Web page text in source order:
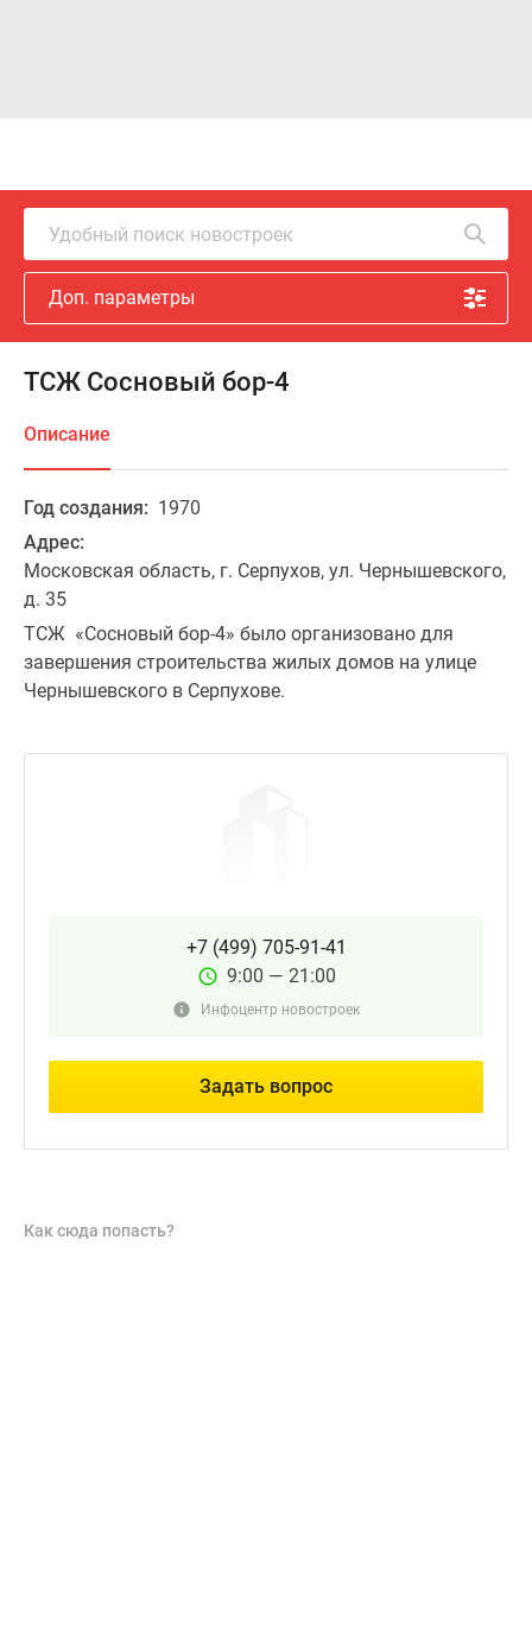
Удобный поиск новостроек
Доп. параметры
ТСЖ Сосновый бор-4
Описание
Год создания: 1970
Адрес:
Московская область, г. Серпухов, ул. Чернышевского,
д. 35
ТСЖ «Сосновый бор-4» было организовано для
завершения строительства жилых домов на улице
Чернышевского в Серпухове.
+7 (499) 705-91-41
9:00 — 21:00
Инфоцентр новостроек
Задать вопрос
Как сюда попасть?